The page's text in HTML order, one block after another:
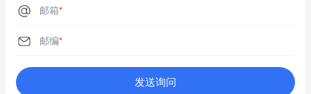
邮箱*
邮编*
发送询问